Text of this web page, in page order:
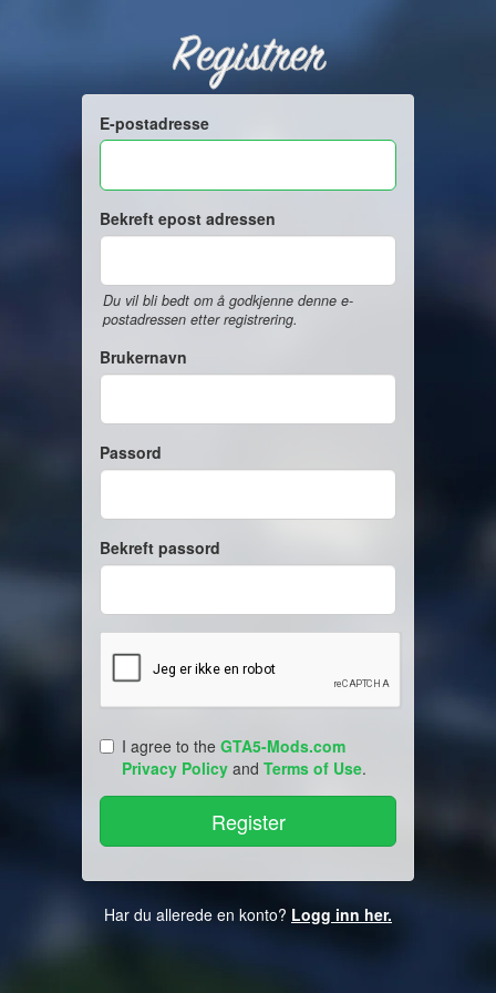
Registrer
E-postadresse
Bekreft epost adressen
Du vil bli bedt om å godkjenne denne e-
postadressen etter registrering.
Brukernavn
Passord
Bekreft passord
I agree to the GTA5-Mods.com
Privacy Policy and Terms of Use.
Har du allerede en konto? Logg inn her.